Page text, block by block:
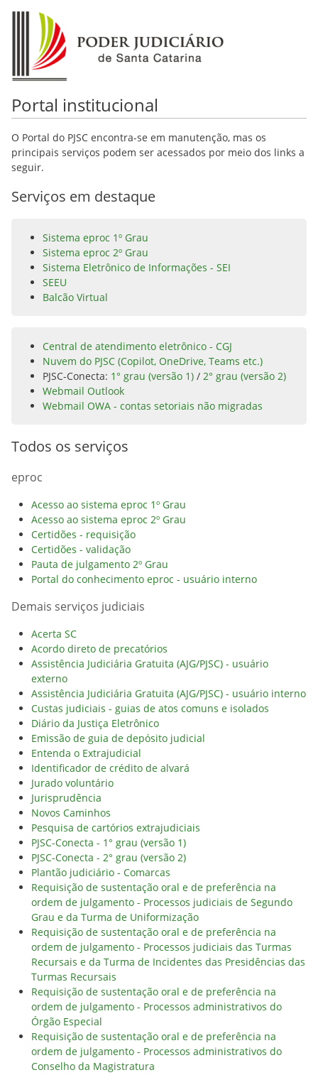
Portal institucional
O Portal do PJSC encontra-se em manutenção, mas os
principais serviços podem ser acessados por meio dos links a
seguir.
Serviços em destaque
Sistema eproc 1º Grau
Sistema eproc 2º Grau
Sistema Eletrônico de Informações - SEI
SEEU
Balcão Virtual
Central de atendimento eletrônico - CGJ
Nuvem do PJSC (Copilot, OneDrive, Teams etc.)
PJSC-Conecta: 1° grau (versão 1) / 2° grau (versão 2)
Webmail Outlook
Webmail OWA - contas setoriais não migradas
Todos os serviços
eproc
Acesso ao sistema eproc 1º Grau
Acesso ao sistema eproc 2º Grau
Certidões - requisição
Certidões - validação
Pauta de julgamento 2º Grau
Portal do conhecimento eproc - usuário interno
Demais serviços judiciais
Acerta SC
Acordo direto de precatórios
Assistência Judiciária Gratuita (AJG/PJSC) - usuário
externo
Assistência Judiciária Gratuita (AJG/PJSC) - usuário interno
Custas judiciais - guias de atos comuns e isolados
Diário da Justiça Eletrônico
Emissão de guia de depósito judicial
Entenda o Extrajudicial
Identificador de crédito de alvará
Jurado voluntário
Jurisprudência
Novos Caminhos
Pesquisa de cartórios extrajudiciais
PJSC-Conecta - 1° grau (versão 1)
PJSC-Conecta - 2° grau (versão 2)
Plantão judiciário - Comarcas
Requisição de sustentação oral e de preferência na
ordem de julgamento - Processos judiciais de Segundo
Grau e da Turma de Uniformização
Requisição de sustentação oral e de preferência na
ordem de julgamento - Processos judiciais das Turmas
Recursais e da Turma de Incidentes das Presidências das
Turmas Recursais
Requisição de sustentação oral e de preferência na
ordem de julgamento - Processos administrativos do
Órgão Especial
Requisição de sustentação oral e de preferência na
ordem de julgamento - Processos administrativos do
Conselho da Magistratura